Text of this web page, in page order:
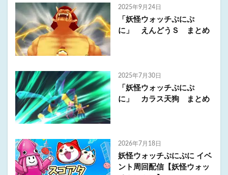
2025年9月24日
「妖怪ウォッチぷにぷ
に」 えんどうＳ まとめ
2025年7月30日
「妖怪ウォッチぷにぷ
に」 カラス天狗 まとめ
2026年7月18日
妖怪ウォッチぷにぷに イベ
ント周回配信【妖怪ウォッ